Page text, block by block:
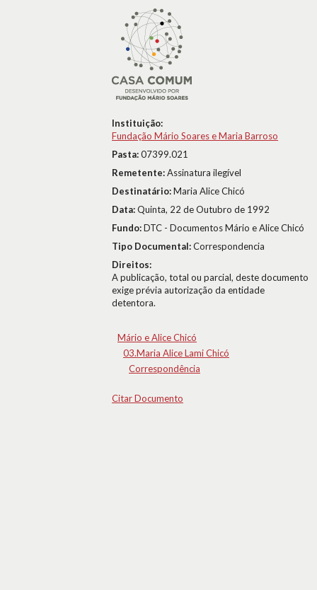
Instituição:
Fundação Mário Soares e Maria Barroso
Pasta:07399.021
Remetente:Assinatura ilegível
Destinatário:Maria Alice Chicó
Data:Quinta, 22 de Outubro de 1992
Fundo:DTC - Documentos Mário e Alice Chicó
Tipo Documental:Correspondencia
Direitos:
A publicação, total ou parcial, deste documento
exige prévia autorização da entidade
detentora.
Mário e Alice Chicó
03.Maria Alice Lami Chicó
Correspondência
Citar Documento